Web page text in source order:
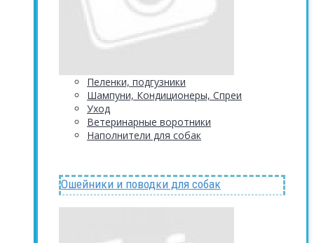
Пеленки, подгузники
Шампуни, Кондиционеры, Спреи
Уход
Ветеринарные воротники
Наполнители для собак
Ошейники и поводки для собак